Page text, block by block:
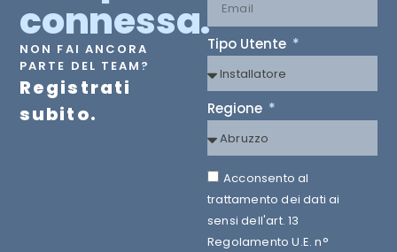
connessa.
NON FAI ANCORA
PARTE DEL TEAM?
Registrati
subito.
Tipo Utente
Regione
Acconsento al
trattamento dei dati ai
sensi dell'art. 13
Regolamento U.E. n°